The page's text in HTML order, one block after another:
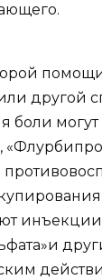
другой
боли могут